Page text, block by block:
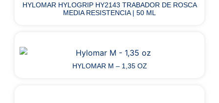
HYLOMAR HYLOGRIP HY2143 TRABADOR DE ROSCA
MEDIA RESISTENCIA | 50 ML
HYLOMAR M – 1,35 OZ